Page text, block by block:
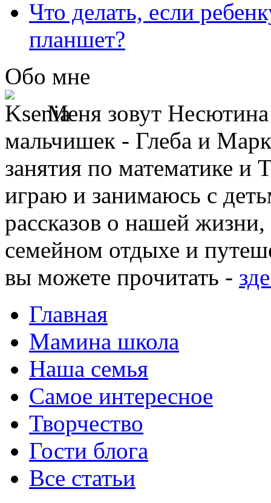
Что делать, если
планшет?
Обо мне
Меня зовут
мальчишек - Глеба и
занятия по математике
играю и занимаюсь с
рассказов о нашей
семейном отдыхе и
вы можете прочитать -
Главная
Мамина школа
Наша семья
Самое интересное
Творчество
Гости блога
Все статьи